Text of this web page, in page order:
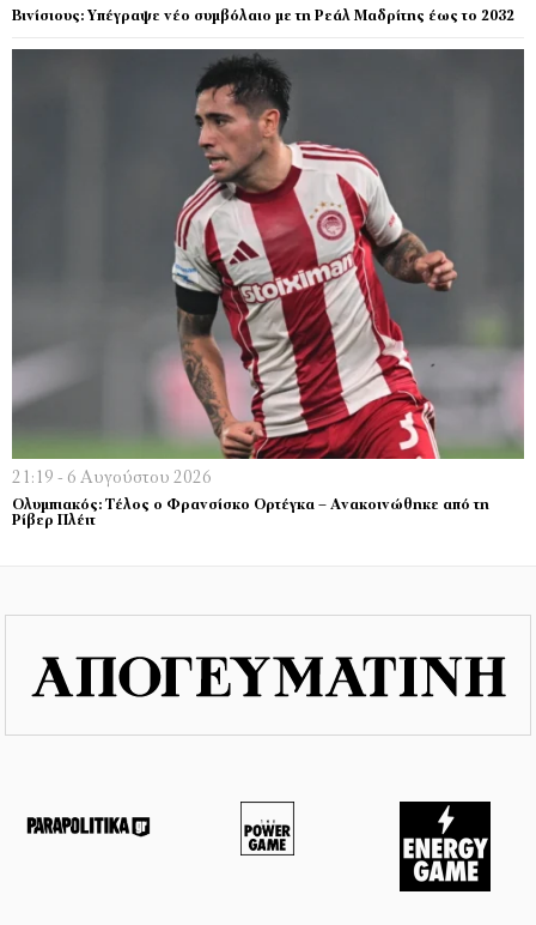
Βινίσιους: Υπέγραψε νέο συμβόλαιο με τη Ρεάλ Μαδρίτης έως το 2032
21:19 - 6 Αυγούστου 2026
Ολυμπιακός: Τέλος ο Φρανσίσκο Ορτέγκα – Ανακοινώθηκε από τη
Ρίβερ Πλέιτ